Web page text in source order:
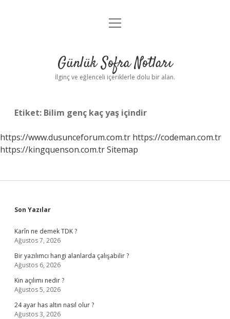
Anasayfa
Yasal Uyarı
menüyü
Günlük Sofra Notları
İlginç ve eğlenceli içeriklerle dolu bir alan.
Etiket: Bilim genç kaç yaş içindir
https://www.dusunceforum.com.tr https://codeman.com.tr
https://kingquenson.com.trSitemap
Sidebar
Son Yazılar
Karîn ne demek TDK ?
Ağustos 7, 2026
Bir yazılımcı hangi alanlarda çalışabilir ?
Ağustos 6, 2026
Kin açılımı nedir ?
Ağustos 5, 2026
24 ayar has altın nasıl olur ?
Ağustos 3, 2026